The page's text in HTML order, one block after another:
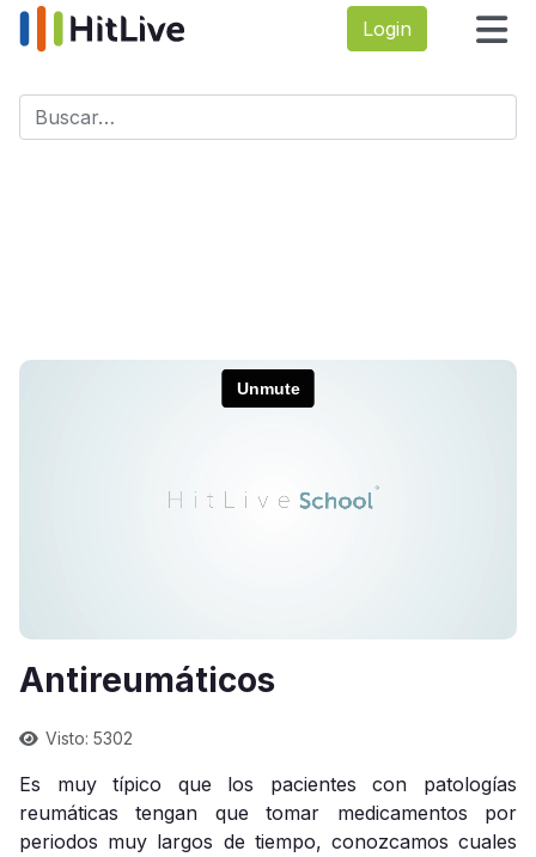
Login
Buscar
Antireumáticos
Visto: 5302
Es muy típico que los pacientes con patologías
reumáticas tengan que tomar medicamentos por
periodos muy largos de tiempo, conozcamos cuales